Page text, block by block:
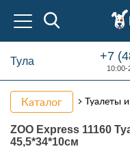
Тула +7
Каталог Туалеты
ZOO Express 11160
45,5*34*10см